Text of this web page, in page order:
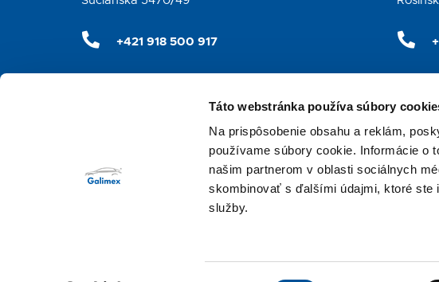
Táto webstránka používa súbory
Na prispôsobenie obsahu a reklám,
používame súbory cookie. Informácie o
našim partnerom v oblasti sociálnych
skombinovať s ďalšími údajmi, ktoré
služby.
+421 918 500 917
Predaj automobilov a náhradných dielcov
pondelok – piatok: 7:30 – 17:00
©2026GALIMEX s.r.o. |